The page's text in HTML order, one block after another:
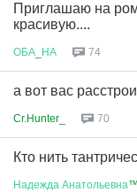
Приглашаю на
красивую....
ОБА НА 74
а вот вас
Cr.Hunter_ 70
Кто нить
Надежда Анатольевна™